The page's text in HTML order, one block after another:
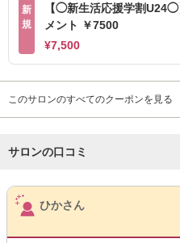
新
規
【◯新生活応援学割U24◯
メント ￥7500
¥7,500
このサロンのすべてのクーポンを見る
サロンの口コミ
サロンPick Up
ひかさん